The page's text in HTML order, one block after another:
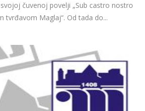
čuvenoj povelji „Sub castro nostro
tvrđavom Maglaj“. Od tada do...